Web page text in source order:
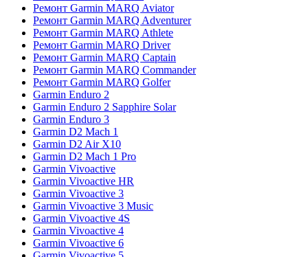
Ремонт Garmin MARQ Aviator
Ремонт Garmin MARQ Adventurer
Ремонт Garmin MARQ Athlete
Ремонт Garmin MARQ Driver
Ремонт Garmin MARQ Captain
Ремонт Garmin MARQ Commander
Ремонт Garmin MARQ Golfer
Garmin Enduro 2
Garmin Enduro 2 Sapphire Solar
Garmin Enduro 3
Garmin D2 Mach 1
Garmin D2 Air X10
Garmin D2 Mach 1 Pro
Garmin Vivoactive
Garmin Vivoactive HR
Garmin Vivoactive 3
Garmin Vivoactive 3 Music
Garmin Vivoactive 4S
Garmin Vivoactive 4
Garmin Vivoactive 6